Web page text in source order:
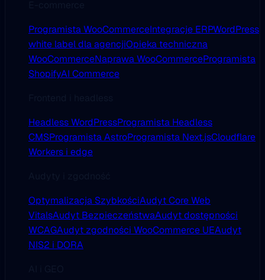
Programista WooCommerceIntegracje ERPWordPress
white label dla agencjiOpieka techniczna
WooCommerceNaprawa WooCommerceProgramista
ShopifyAI Commerce
Headless WordPressProgramista Headless
CMSProgramista AstroProgramista Next.jsCloudflare
Workers i edge
Optymalizacja SzybkościAudyt Core Web
VitalsAudyt BezpieczeństwaAudyt dostępności
WCAGAudyt zgodności WooCommerce UEAudyt
NIS2 i DORA